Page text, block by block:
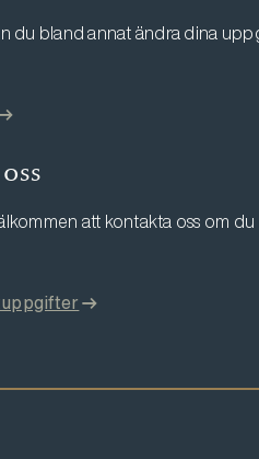
du bland annat ändra dina
att kontakta oss om